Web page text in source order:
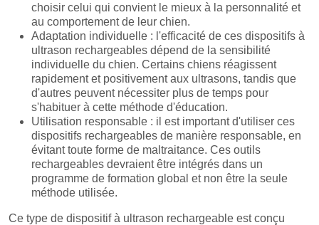
choisir celui qui convient le mieux à la personnalité et
au comportement de leur chien.
Adaptation individuelle : l'efficacité de ces dispositifs à
ultrason rechargeables dépend de la sensibilité
individuelle du chien. Certains chiens réagissent
rapidement et positivement aux ultrasons, tandis que
d'autres peuvent nécessiter plus de temps pour
s'habituer à cette méthode d'éducation.
Utilisation responsable : il est important d'utiliser ces
dispositifs rechargeables de manière responsable, en
évitant toute forme de maltraitance. Ces outils
rechargeables devraient être intégrés dans un
programme de formation global et non être la seule
méthode utilisée.
Ce type de dispositif à ultrason rechargeable est conçu